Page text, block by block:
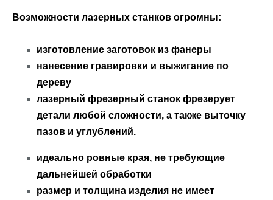
Возможности лазерных станков огромны:
изготовление заготовок из фанеры
нанесение гравировки и выжигание по
дереву
лазерный фрезерный станок фрезерует
детали любой сложности, а также выточку
пазов и углублений.
идеально ровные края, не требующие
дальнейшей обработки
размер и толщина изделия не имеет